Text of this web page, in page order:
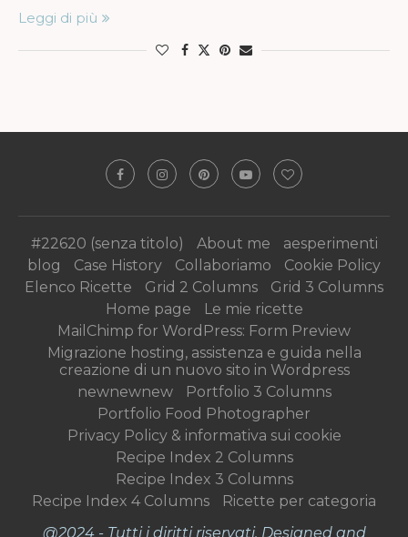
Leggi di più
#22620 (senza titolo) About me
aesperimenti
blog
Case History Collaboriamo
Cookie Policy
Elenco Ricette
Grid 2 Columns
Grid 3 Columns
Home page
Le mie ricette
MailChimp for WordPress: Form Preview
Migrazione hosting, assistenza e guida nella
creazione di un nuovo sito in Wordpress
newnewnew
Portfolio 3 Columns
Portfolio Food Photographer
Privacy Policy & informativa sui cookie
Recipe Index 2 Columns
Recipe Index 3 Columns
Recipe Index 4 Columns
Ricette per categoria
@2024 - Tutti i diritti riservati. Designed and